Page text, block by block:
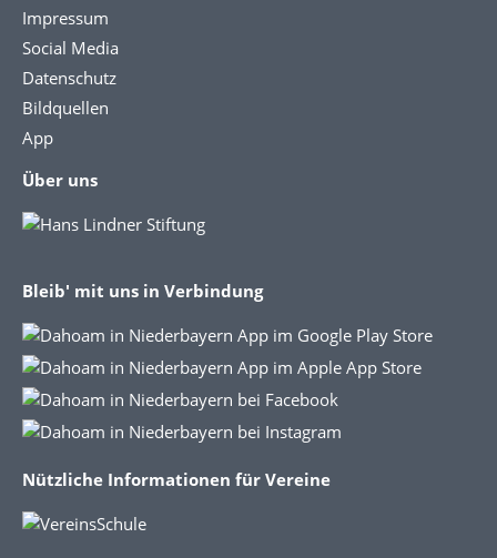
Impressum
Social Media
Datenschutz
Bildquellen
App
Über uns
Bleib' mit uns in Verbindung
Nützliche Informationen für Vereine